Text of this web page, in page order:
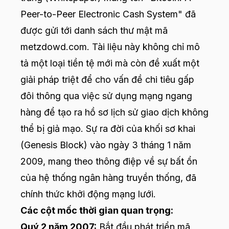
Peer-to-Peer Electronic Cash System" đã
được gửi tới danh sách thư mật mã
metzdowd.com. Tài liệu này không chỉ mô
tả một loại tiền tệ mới mà còn đề xuất một
giải pháp triệt để cho vấn đề chi tiêu gấp
đôi thông qua việc sử dụng mạng ngang
hàng để tạo ra hồ sơ lịch sử giao dịch không
thể bị giả mạo. Sự ra đời của khối sơ khai
(Genesis Block) vào ngày 3 tháng 1 năm
2009, mang theo thông điệp về sự bất ổn
của hệ thống ngân hàng truyền thống, đã
chính thức khởi động mạng lưới.
Các cột mốc thời gian quan trọng:
Quý 2 năm 2007: Bắt đầu phát triển mã